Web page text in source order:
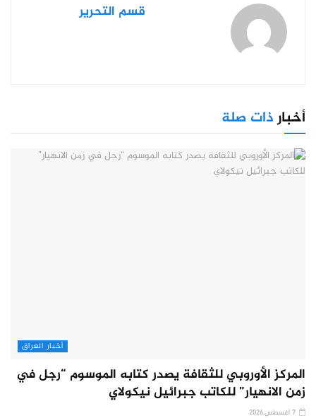
قسم التحرير
أخبارذات صلة
أخبار العراق
المركز الأوروبي للثقافة يصدر كتابه الموسوم “رجل في
زمن الانهيار” للكاتب جبرائيل نيكولاي